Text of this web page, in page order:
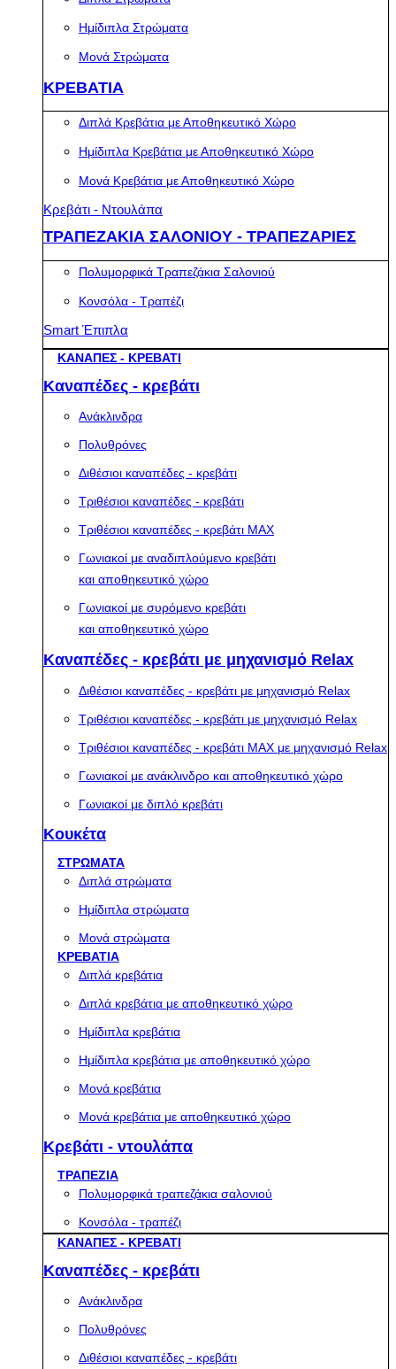
Ημίδιπλα Στρώματα
Μονά Στρώματα
ΚΡΕΒΑΤΙΑ
Διπλά Κρεβάτια με Αποθηκευτικό Χώρο
Ημίδιπλα Κρεβάτια με Αποθηκευτικό Χώρο
Μονά Κρεβάτια με Αποθηκευτικό Χώρο
Κρεβάτι - Ντουλάπα
ΤΡΑΠΕΖΑΚΙΑ ΣΑΛΟΝΙΟΥ - ΤΡΑΠΕΖΑΡΙΕΣ
Πολυμορφικά Τραπεζάκια Σαλονιού
Κονσόλα - Τραπέζι
Smart Έπιπλα
ΚΑΝΑΠΕΣ - ΚΡΕΒΑΤΙ
Καναπέδες - κρεβάτι
Ανάκλινδρα
Πολυθρόνες
Διθέσιοι καναπέδες - κρεβάτι
Τριθέσιοι καναπέδες - κρεβάτι
Τριθέσιοι καναπέδες - κρεβάτι MAX
Γωνιακοί με αναδιπλούμενο κρεβάτι
και αποθηκευτικό χώρο
Γωνιακοί με συρόμενο κρεβάτι
και αποθηκευτικό χώρο
Καναπέδες - κρεβάτι με μηχανισμό Relax
Διθέσιοι καναπέδες - κρεβάτι με μηχανισμό Relax
Τριθέσιοι καναπέδες - κρεβάτι με μηχανισμό Relax
Τριθέσιοι καναπέδες - κρεβάτι MAX με μηχανισμό Relax
Γωνιακοί με ανάκλινδρο και αποθηκευτικό χώρο
Γωνιακοί με διπλό κρεβάτι
Κουκέτα
ΣΤΡΩΜΑΤΑ
Διπλά στρώματα
Ημίδιπλα στρώματα
Μονά στρώματα
ΚΡΕΒΑΤΙΑ
Διπλά κρεβάτια
Διπλά κρεβάτια με αποθηκευτικό χώρο
Ημίδιπλα κρεβάτια
Ημίδιπλα κρεβάτια με αποθηκευτικό χώρο
Μονά κρεβάτια
Μονά κρεβάτια με αποθηκευτικό χώρο
Κρεβάτι - ντουλάπα
ΤΡΑΠΕΖΙΑ
Πολυμορφικά τραπεζάκια σαλονιού
Κονσόλα - τραπέζι
ΚΑΝΑΠΕΣ - ΚΡΕΒΑΤΙ
Καναπέδες - κρεβάτι
Ανάκλινδρα
Πολυθρόνες
Διθέσιοι καναπέδες - κρεβάτι